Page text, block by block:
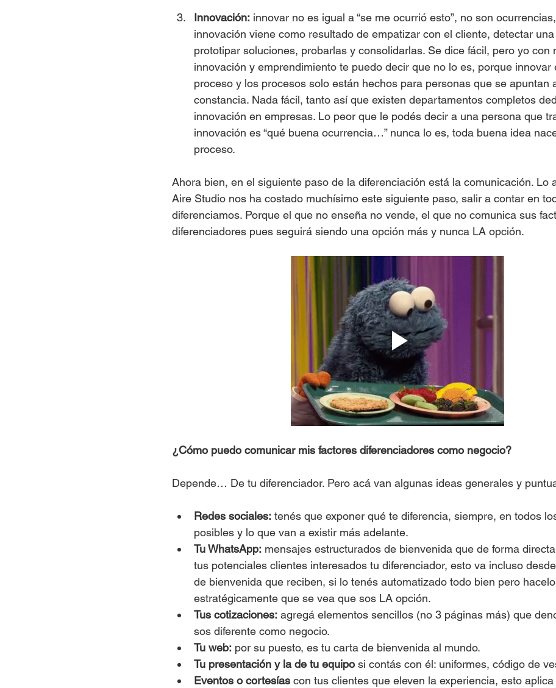
Innovación: innovar no es igual a “se me ocurrió esto”, no son
innovación viene como resultado de empatizar con el cliente, detectar
prototipar soluciones, probarlas y consolidarlas. Se dice fácil, pero yo con
innovación y emprendimiento te puedo decir que no lo es, porque innovar
proceso y los procesos solo están hechos para personas que se apuntan
constancia. Nada fácil, tanto así que existen departamentos completos
innovación en empresas. Lo peor que le podés decir a una persona que
innovación es “qué buena ocurrencia…” nunca lo es, toda buena idea
proceso.
Ahora bien, en el siguiente paso de la diferenciación está la comunicación. Lo
Aire Studio nos ha costado muchísimo este siguiente paso, salir a contar en
diferenciamos. Porque el que no enseña no vende, el que no comunica sus
diferenciadores pues seguirá siendo una opción más y nunca LA opción.
¿Cómo puedo comunicar mis factores diferenciadores como negocio?
Depende… De tu diferenciador. Pero acá van algunas ideas generales y
Redes sociales: tenés que exponer qué te diferencia, siempre, en todos
posibles y lo que van a existir más adelante.
Tu WhatsApp: mensajes estructurados de bienvenida que de forma
tus potenciales clientes interesados tu diferenciador, esto va incluso
de bienvenida que reciben, si lo tenés automatizado todo bien pero hacelo
estratégicamente que se vea que sos LA opción.
Tus cotizaciones: agregá elementos sencillos (no 3 páginas más) que
sos diferente como negocio.
Tu web: por su puesto, es tu carta de bienvenida al mundo.
Tu presentación y la de tu equipo si contás con él: uniformes, código de
Eventos o cortesías con tus clientes que eleven la experiencia, esto